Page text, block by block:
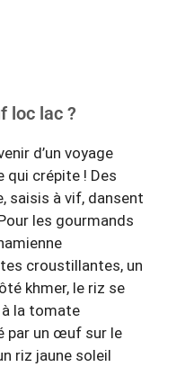
loc lac ?
d’un voyage
qui crépite ! Des
saisis à vif, dansent
les gourmands
croustillantes, un
khmer, le riz se
à la tomate
par un œuf sur le
riz jaune soleil